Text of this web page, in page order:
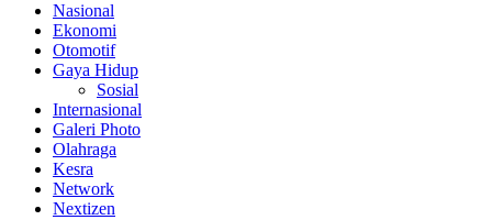
Nasional
Ekonomi
Otomotif
Gaya Hidup
Sosial
Internasional
Galeri Photo
Olahraga
Kesra
Network
Nextizen